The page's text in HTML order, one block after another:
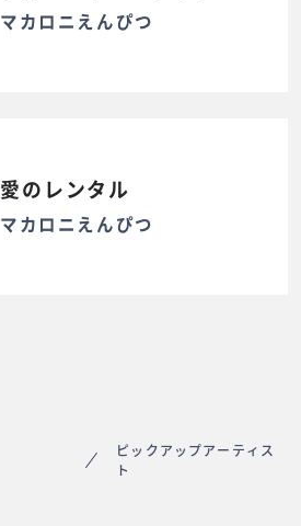
マカロニえんぴつ
愛のレンタル
マカロニえんぴつ
ピックアップアーティス
ト